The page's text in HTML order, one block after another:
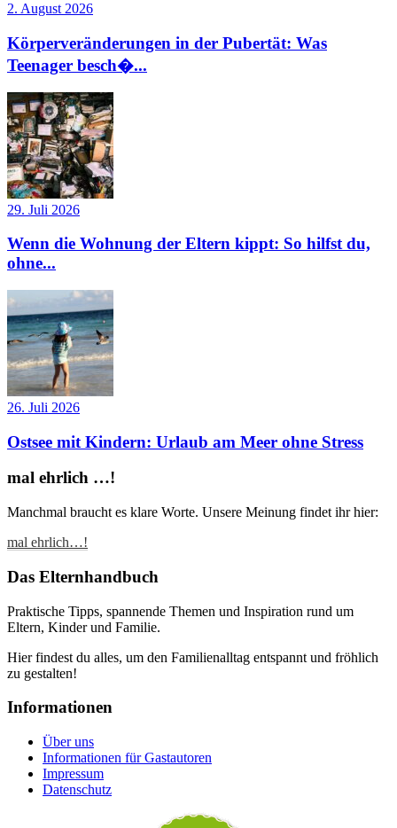
2. August 2026
Körperveränderungen in der Pubertät: Was
Teenager besch�...
29. Juli 2026
Wenn die Wohnung der Eltern kippt: So hilfst du,
ohne...
26. Juli 2026
Ostsee mit Kindern: Urlaub am Meer ohne Stress
mal ehrlich …!
Manchmal braucht es klare Worte. Unsere Meinung findet ihr hier:
mal ehrlich…!
Das Elternhandbuch
Praktische Tipps, spannende Themen und Inspiration rund um
Eltern, Kinder und Familie.
Hier findest du alles, um den Familienalltag entspannt und fröhlich
zu gestalten!
Informationen
Über uns
Informationen für Gastautoren
Impressum
Datenschutz